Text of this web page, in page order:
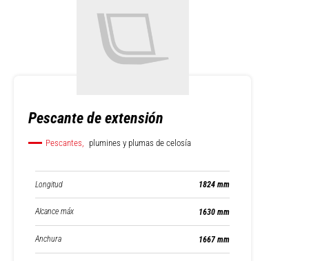
Pescante de extensión
Pescantes, plumines y plumas de celosía
Longitud 1824 mm
Alcance máx 1630 mm
Anchura 1667 mm